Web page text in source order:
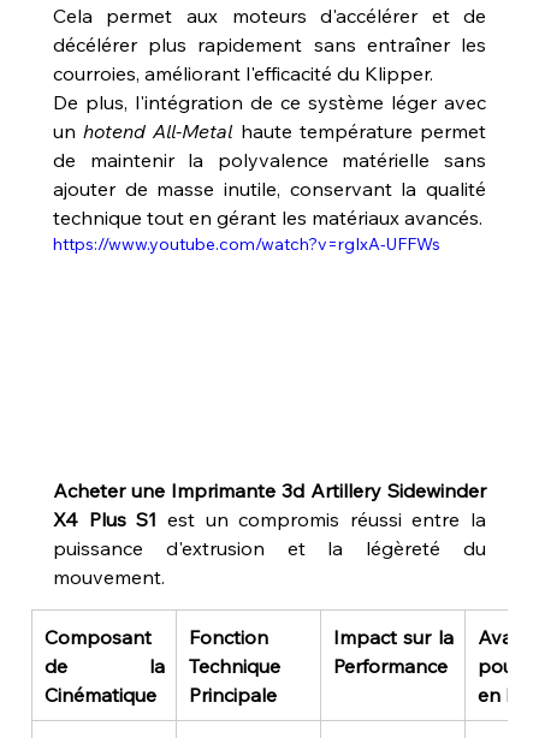
Cela permet aux moteurs d'accélérer et de
décélérer plus rapidement sans entraîner les
courroies, améliorant l'efficacité du Klipper.
De plus, l'intégration de ce système léger avec
un hotend All-Metal haute température permet
de maintenir la polyvalence matérielle sans
ajouter de masse inutile, conservant la qualité
https://www.youtube.com/watch?v=rgIxA-UFFWs
Acheter une Imprimante 3d Artillery Sidewinder
X4 Plus S1 est un compromis réussi entre la
puissance d'extrusion et la légèreté du
mouvement.
Composant
de la
Cinématique
Fonction
Technique
Principale
Impact sur la
Performance
pour
en